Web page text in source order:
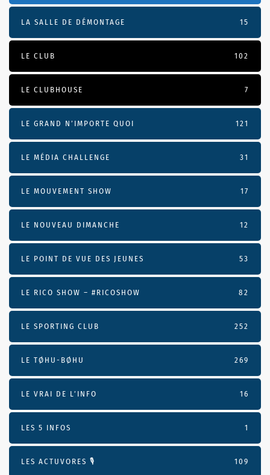
LA SALLE DE DÉMONTAGE 15
LE CLUB 102
LE CLUBHOUSE 7
LE GRAND N’IMPORTE QUOI 121
LE MÉDIA CHALLENGE 31
LE MOUVEMENT SHOW 17
LE NOUVEAU DIMANCHE 12
LE POINT DE VUE DES JEUNES 53
LE RICO SHOW – #RICOSHOW 82
LE SPORTING CLUB 252
LE TØHU-BØHU 269
LE VRAI DE L’INFO 16
LES 5 INFOS 1
LES ACTUVORES 🎙 109